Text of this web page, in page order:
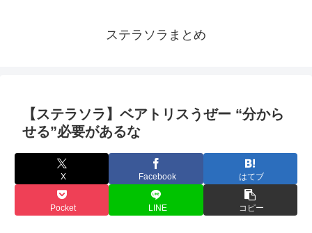
ステラソラまとめ
【ステラソラ】ベアトリスうぜー “分から
せる”必要があるな
X Facebook はてブ
Pocket LINE コピー